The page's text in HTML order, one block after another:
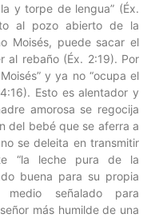
y torpe de lengua” (Éx.
al pozo abierto de la
Moisés, puede sacar el
al rebaño (Éx. 2:19). Por
y ya no “ocupa el
Esto es alentador y
amorosa se regocija
del bebé que se aferra a
se deleita en transmitir
“la leche pura de la
buena para su propia
señalado para
más humilde de una